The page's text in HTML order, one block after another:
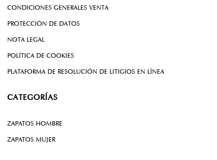
CONDICIONES GENERALES VENTA
PROTECCIÓN DE DATOS
NOTA LEGAL
POLÍTICA DE COOKIES
PLATAFORMA DE RESOLUCIÓN DE LITIGIOS EN LÍNEA
CATEGORÍAS
ZAPATOS HOMBRE
ZAPATOS MUJER